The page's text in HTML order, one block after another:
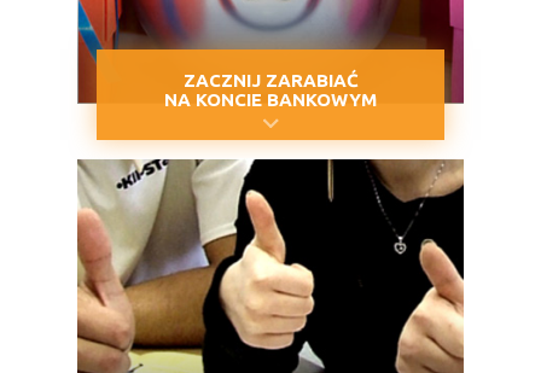
ZACZNIJ ZARABIAĆ
NA KONCIE BANKOWYM